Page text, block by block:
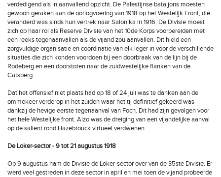
verdedigend als in aanvallend opzicht. De Palestijnse bataljons moesten
gewoon geraken aan de oorlogvoering van 1918 op het Westelijk Front, die
veranderd was sinds hun vertrek naar Salonika in 1916. De Divisie moest
zich op haar rol als Reserve Divisie van het 10de Korps voorbereiden met
een reeks tegenaanvallen als de vijand zou aanvallen. Dit hield een
zorgvuldige organisatie en coördinatie van elk leger in voor de verschillende
situaties die zich konden voordoen bij een doorbraak van de lijn bij de
Rodeberg en een doorstoten naar de zuidwestelijke flanken van de
Catsberg.
Dat het offensief niet plaats had op 18 of 24 juli was te danken aan de
ommekeer verderop in het zuiden waar het tij definitief gekeerd was
dankzij de hevige eerste tegenaanval van Foch. Dit had zijn gevolgen voor
het hele Westelijke front. Alzo was de dreiging van een vijandelijke aanval
op de salient rond Hazebrouck virtueel verdwenen.
De Loker-sector - 9 tot 21 augustus 1918
Op 9 augustus nam de Divisie de Loker-sector over van de 35ste Divisie. Er
werd veel gestreden in deze sector in april en mei toen de vijand probeerde